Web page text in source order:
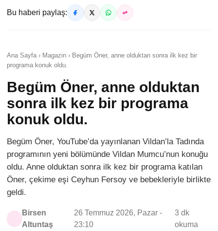
Bu haberi paylaş:
Ana Sayfa › Magazin › Begüm Öner, anne olduktan sonra ilk kez bir
programa konuk oldu.
Begüm Öner, anne olduktan
sonra ilk kez bir programa
konuk oldu.
Begüm Öner, YouTube’da yayınlanan Vildan’la Tadında
programının yeni bölümünde Vildan Mumcu’nun konuğu
oldu. Anne olduktan sonra ilk kez bir programa katılan
Öner, çekime eşi Ceyhun Fersoy ve bebekleriyle birlikte
geldi.
Birsen
Altuntaş
26 Temmuz 2026, Pazar -
23:10
3 dk
okuma